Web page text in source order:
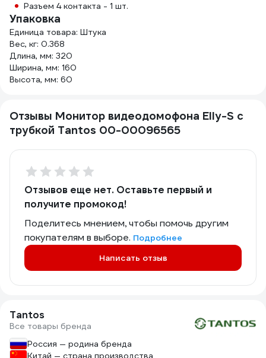
Разъем 4 контакта - 1 шт.
Упаковка
Единица товара: Штука
Вес, кг: 0.368
Длина, мм: 320
Ширина, мм: 160
Высота, мм: 60
Отзывы Монитор видеодомофона Elly-S с
трубкой Tantos 00-00096565
Отзывов еще нет. Оставьте первый и
получите промокод!
Поделитесь мнением, чтобы помочь другим
покупателям в выборе. Подробнее
Написать отзыв
Tantos
Все товары бренда
Россия — родина бренда
Китай — страна производства